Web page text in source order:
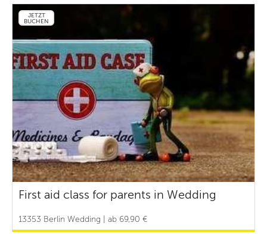
JETZT
BUCHEN
First aid class for parents in Wedding
13353 Berlin Wedding | ab 69,90 €